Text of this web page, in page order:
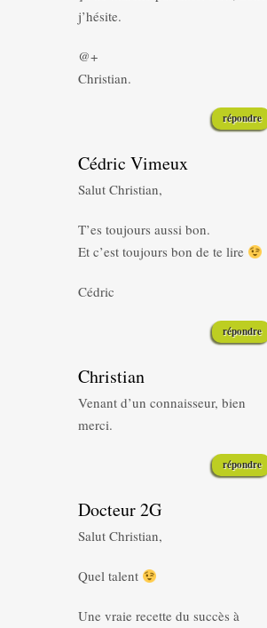
j’hésite.
@+
Christian.
répondre
Cédric Vimeux
Salut Christian,
T’es toujours aussi bon.
Et c’est toujours bon de te lire
Cédric
répondre
Christian
Venant d’un connaisseur, bien
merci.
répondre
Docteur 2G
Salut Christian,
Quel talent
Une vraie recette du succès à